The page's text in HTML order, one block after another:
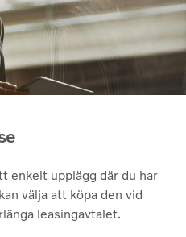
enkelt upplägg där du har
välja att köpa den vid
leasingavtalet.